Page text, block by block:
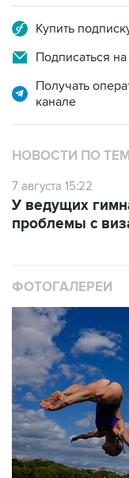
Подписаться на
Получать
канале
НОВОСТИ ПО
7 августа 15:22
проблемы с
10